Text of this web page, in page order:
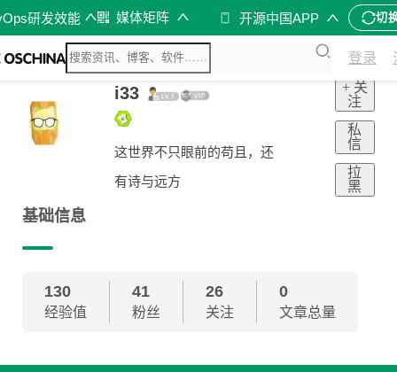
研发效能 媒体矩阵 开源中国APP 切
登录
i33
这世界不只眼前的苟且，还
有诗与远方
+ 关
注
私
信
拉
黑
基础信息
130
经验值
41
粉丝
26
关注
0
文章总量